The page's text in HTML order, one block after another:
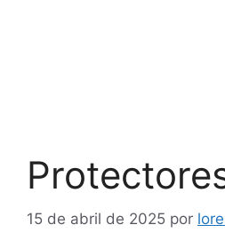
15 de abril de 2025 por